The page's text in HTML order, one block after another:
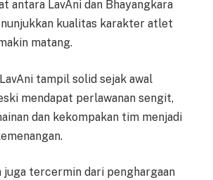
antara LavAni dan Bhayangkara
kualitas karakter atlet
matang.
tampil solid sejak awal
mendapat perlawanan sengit,
dan kekompakan tim menjadi
juga tercermin dari penghargaan